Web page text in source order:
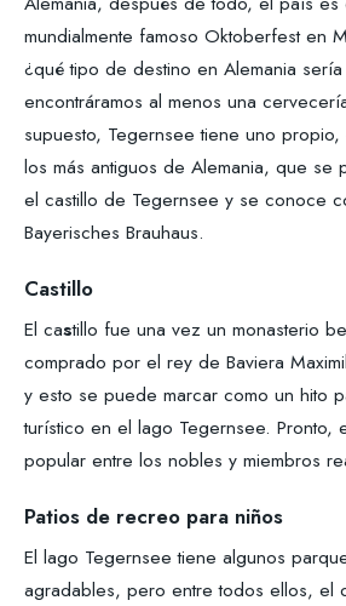
mundialmente famoso Oktoberfest en
¿qué tipo de destino en Alemania
encontráramos al menos una
supuesto, Tegernsee tiene uno
los más antiguos de Alemania, que se
el castillo de Tegernsee y se conoce
Bayerisches Brauhaus.
Castillo
El castillo fue una vez un monasterio
comprado por el rey de Baviera
y esto se puede marcar como un hito
turístico en el lago Tegernsee. Pronto,
popular entre los nobles y miembros
Patios de recreo para niños
El lago Tegernsee tiene algunos
agradables, pero entre todos ellos, el